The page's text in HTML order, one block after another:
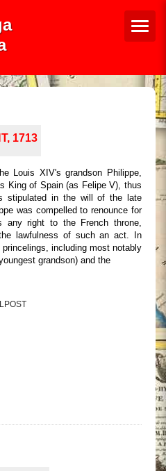
1713
Louis XIV's grandson Philippe,
King of Spain (as Felipe V), thus
stipulated in the will of the late
was compelled to renounce for
any right to the French throne,
lawfulness of such an act. In
including most notably
grandson) and the